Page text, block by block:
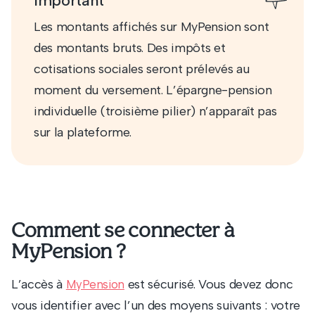
Les montants affichés sur MyPension sont
des montants bruts. Des impôts et
cotisations sociales seront prélevés au
moment du versement. L’épargne-pension
individuelle (troisième pilier) n’apparaît pas
sur la plateforme.
Comment se connecter à
MyPension ?
L’accès à MyPension est sécurisé. Vous devez donc
vous identifier avec l’un des moyens suivants : votre